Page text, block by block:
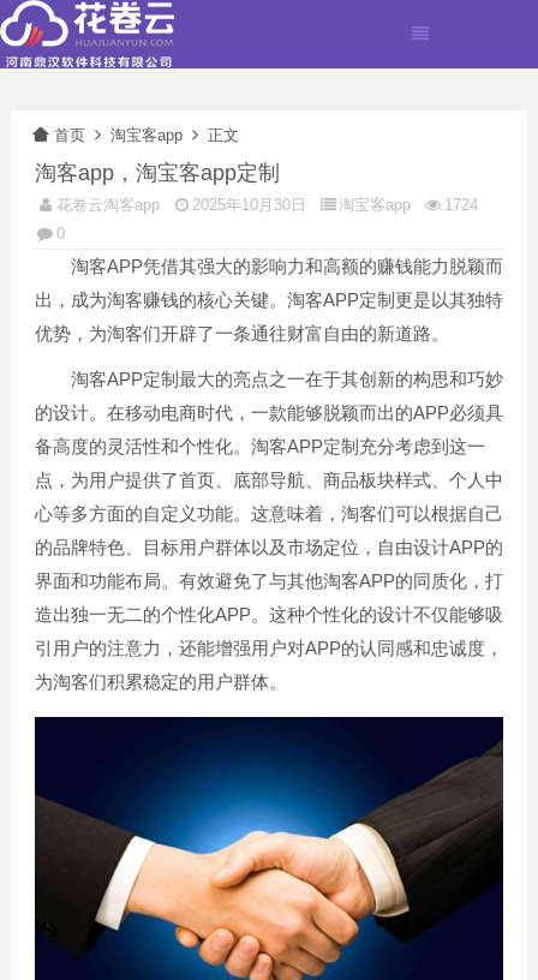
首页 淘宝客app 正文
淘客app，淘宝客app定制
花卷云淘客app 2025年10月30日 淘宝客app
1724
0
淘客APP凭借其强大的影响力和高额的赚钱能力脱颖而
出，成为淘客赚钱的核心关键。淘客APP定制更是以其独特
优势，为淘客们开辟了一条通往财富自由的新道路。
淘客APP定制最大的亮点之一在于其创新的构思和巧妙
的设计。在移动电商时代，一款能够脱颖而出的APP必须具
备高度的灵活性和个性化。淘客APP定制充分考虑到这一
点，为用户提供了首页、底部导航、商品板块样式、个人中
心等多方面的自定义功能。这意味着，淘客们可以根据自己
的品牌特色、目标用户群体以及市场定位，自由设计APP的
界面和功能布局。有效避免了与其他淘客APP的同质化，打
造出独一无二的个性化APP。这种个性化的设计不仅能够吸
引用户的注意力，还能增强用户对APP的认同感和忠诚度，
为淘客们积累稳定的用户群体。